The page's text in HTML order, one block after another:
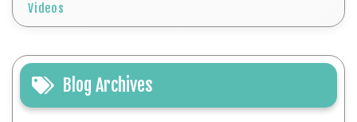
Videos
Blog Archives